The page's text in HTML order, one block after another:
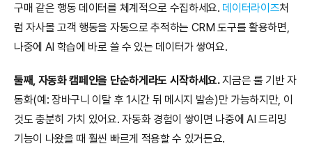
구매 같은 행동 데이터를 체계적으로 수집하세요. 데이터라이즈처
럼 자사몰 고객 행동을 자동으로 추적하는 CRM 도구를 활용하면,
나중에 AI 학습에 바로 쓸 수 있는 데이터가 쌓여요.
둘째, 자동화 캠페인을 단순하게라도 시작하세요. 지금은 룰 기반 자
동화(예: 장바구니 이탈 후 1시간 뒤 메시지 발송)만 가능하지만, 이
것도 충분히 가치 있어요. 자동화 경험이 쌓이면 나중에 AI 드리밍
기능이 나왔을 때 훨씬 빠르게 적용할 수 있거든요.